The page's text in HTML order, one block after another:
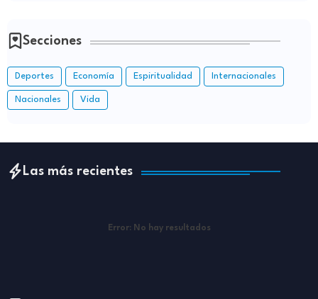
Secciones
Deportes Economía Espiritualidad Internacionales
Nacionales Vida
Las más recientes
Error: No hay resultados